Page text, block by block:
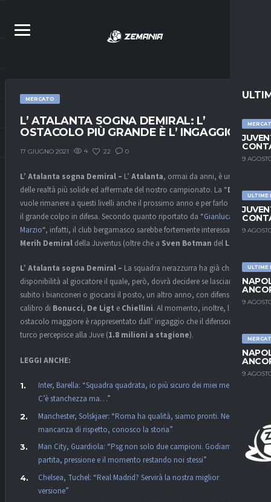
9
ULTIME
9
ULTIME
9
9
MERCATO
L’ ATALANTA SOGNA DEMIRAL: L’
OSTACOLO PIÙ GRANDE È L’ INGAGGIO
17 GIUGNO 2021 4 22 0
L’ Atalanta sogna Demiral – L’ Atalanta, ormai da anni, è una
delle realtà più solide ed affermate del nostro campionato. La “Dea ”
vuole rimanere a questi livelli anche il prossimo anno e per farlo sogna
il grande colpo in difesa. Secondo quanto riportato da “Gianluca Di
Marzio“, infatti, il club bergamasco sarebbe fortemente interessato a
Merih Demiral della Juventus (oltre che a Sven Botman del Lille
L’ Atalanta sogna Demiral – La squadra nerazzurra ha già chiesto
disponibilità al giocatore il quale, però, dovrà decidere se lasciare
subito i bianconeri o giocarsi il posto, un altro anno, con difensori del
calibro di Bonucci, De Ligt e Chiellini. Al momento, inoltre, l’
ostacolo maggiore è rappresentato dall’ ingaggio che il difensore
turco percepisce alla Juve (1.8 milioni a stagione).
LEGGI ANCHE:
Inter, Barella: “Squadra quadrata, io più sicuro dei miei mezzi.
C’è stanchezza ma…”
Manchester, Solskjaer: “Roma ha qualità, siamo pronti. Nessuna
mancanza di rispetto, conosco la storia”
Man City, Guardiola: “Psg non solo due campioni. Godiamoci la
partita, pressione e il momento restando noi stessi”
Chelsea, Tuchel: “Real Madrid? Servirà la nostra miglior
versione”